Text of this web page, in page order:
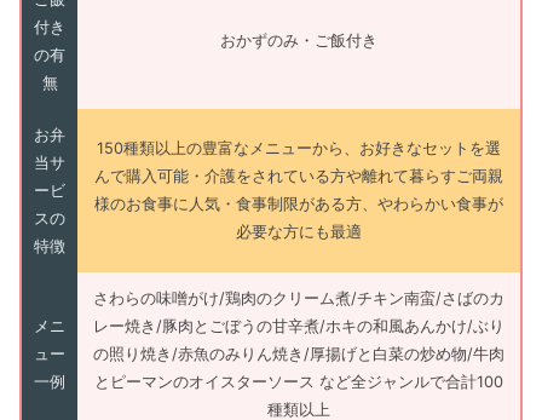
付き
の有
無
おかずのみ・ご飯付き
お弁
当サ
ービ
スの
特徴
150種類以上の豊富なメニューから、お好きなセットを選
んで購入可能・介護をされている方や離れて暮らすご両親
様のお食事に人気・食事制限がある方、やわらかい食事が
必要な方にも最適
メニ
ュー
一例
さわらの味噌がけ/鶏肉のクリーム煮/チキン南蛮/さばのカ
レー焼き/豚肉とごぼうの甘辛煮/ホキの和風あんかけ/ぶり
の照り焼き/赤魚のみりん焼き/厚揚げと白菜の炒め物/牛肉
とピーマンのオイスターソース など全ジャンルで合計100
種類以上